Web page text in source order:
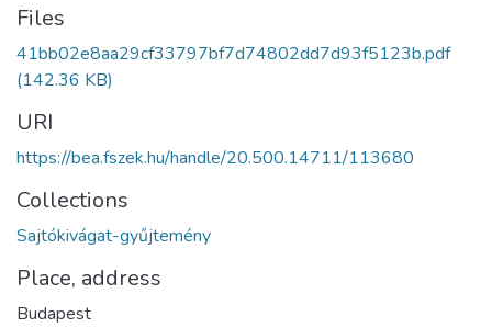
Files
41bb02e8aa29cf33797bf7d74802dd7d93f5123b.pdf
(142.36 KB)
URI
https://bea.fszek.hu/handle/20.500.14711/113680
Collections
Sajtókivágat-gyűjtemény
Place, address
Budapest